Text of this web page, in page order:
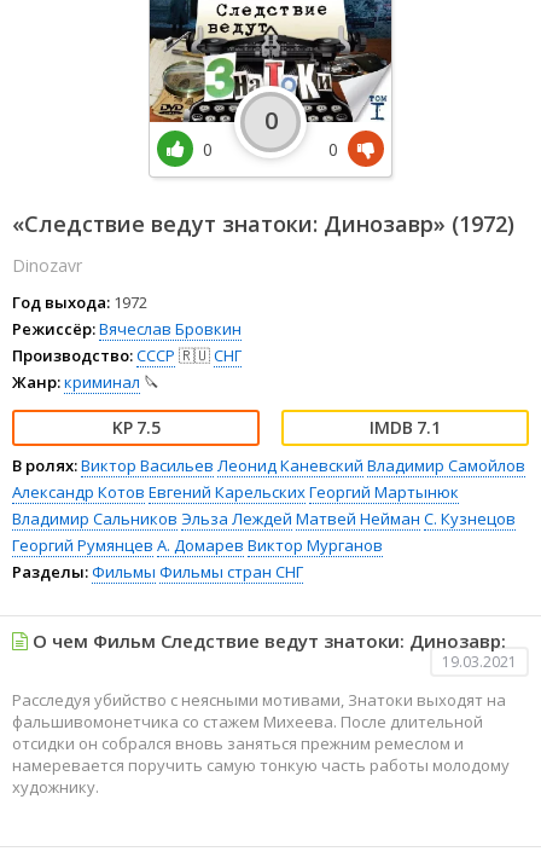
«Следствие ведут знатоки: Динозавр» (1972)
Dinozavr
Год выхода: 1972
Режиссёр:Вячеслав Бровкин
Производство:СССР 🇷🇺СНГ
Жанр:криминал 🔪
7.5 7.1
В ролях:Виктор Васильев Леонид Каневский Владимир Самойлов
Александр Котов Евгений КарельскихГеоргий Мартынюк
Владимир Сальников Эльза Леждей Матвей Нейман С. Кузнецов
Георгий Румянцев А. Домарев Виктор Мурганов
Разделы:Фильмы Фильмы стран СНГ
0
0
0
О чем Фильм Следствие ведут знатоки: Динозавр:
19.03.2021
Расследуя убийство с неясными мотивами, Знатоки выходят на
фальшивомонетчика со стажем Михеева. После длительной
отсидки он собрался вновь заняться прежним ремеслом и
намеревается поручить самую тонкую часть работы молодому
художнику.